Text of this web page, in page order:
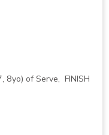
8yo) of Serve, FINISH